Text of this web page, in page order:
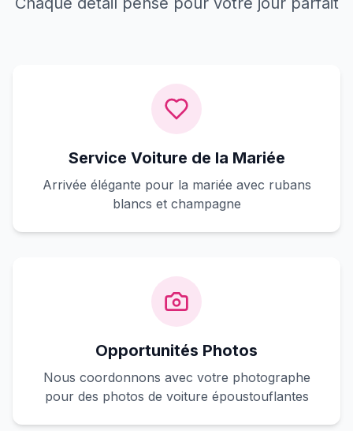
Service Voiture de la Mariée
Arrivée élégante pour la mariée avec rubans
blancs et champagne
Opportunités Photos
Nous coordonnons avec votre photographe
pour des photos de voiture époustouflantes